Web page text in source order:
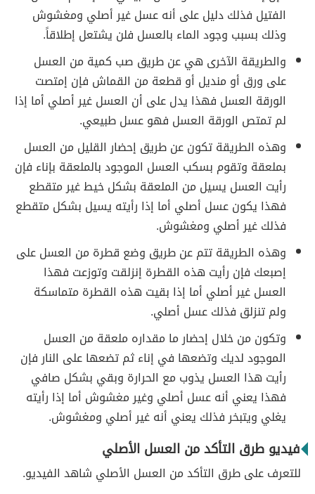
الفتيل فذلك دليل على أنه عسل غير أصلي ومغشوش
وذلك بسبب وجود الماء بالعسل فلن يشتعل إطلاقاً.
والطريقة الآخرى هي عن طريق صب كمية من العسل
على ورق أو منديل أو قطعة من القماش فإن إمتصت
الورقة العسل فهذا يدل على أن العسل غير أصلي أما إذا
لم تمتص الورقة العسل فهو عسل طبيعي.
وهذه الطريقة تكون عن طريق إحضار القليل من العسل
بملعقة وتقوم بسكب العسل الموجود بالملعقة بإناء فإن
رأيت العسل يسيل من الملعقة بشكل خيط غير متقطع
فهذا يكون عسل أصلي أما إذا رأيته يسيل بشكل متقطع
فذلك غير أصلي ومغشوش.
وهذه الطريقة تتم عن طريق وضع قطرة من العسل على
إصبعك فإن رأيت هذه القطرة إنزلقت وتوزعت فهذا
العسل غير أصلي أما إذا بقيت هذه القطرة متماسكة
ولم تنزلق فذلك عسل أصلي.
وتكون من خلال إحضار ما مقداره ملعقة من العسل
الموجود لديك وتضعها في إناء ثم تضعها على النار فإن
رأيت هذا العسل يذوب مع الحرارة وبقي بشكل صافي
فهذا يعني أنه عسل أصلي وغير مغشوش أما إذا رأيته
يغلي ويتبخر فذلك يعني أنه غير أصلي ومغشوش.
فيديو طرق التأكد من العسل الأصلي
للتعرف على طرق التأكد من العسل الأصلي شاهد الفيديو.